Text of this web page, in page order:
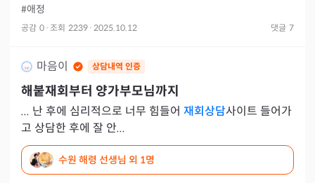
#애정
공감 0 · 조회 2239 · 2025.10.12 댓글 7
마음이 상담내역 인증
해붙재회부터 양가부모님까지
... 난 후에 심리적으로 너무 힘들어 재회상담사이트 들어가
고 상담한 후에 잘 안...
수원 해령 선생님 외 1명